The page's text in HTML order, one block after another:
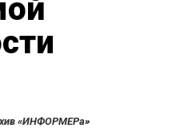
«ИНФОРМЕРа»